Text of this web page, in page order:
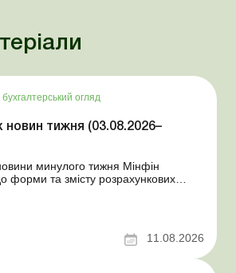
огляд
новин тижня (03.08.2026–
минулого тижня Мінфін
форми та змісту розрахункових
лист від 10.07.2026 НБУ
примусового списання коштів без
11.08.2026